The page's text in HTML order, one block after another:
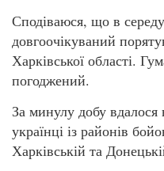
Сподіваюся, що в середу
довгоочікуваний
Харківської області.
погоджений.
За минулу добу вдалося
українці із районів
Харківській та